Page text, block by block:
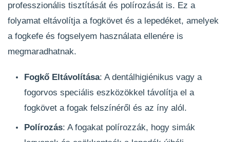
professzionális tisztítását és polírozását is. Ez a
folyamat eltávolítja a fogkövet és a lepedéket, amelyek
a fogkefe és fogselyem használata ellenére is
megmaradhatnak.
Fogkő Eltávolítása: A dentálhigiénikus vagy a
fogorvos speciális eszközökkel távolítja el a
fogkövet a fogak felszínéről és az íny alól.
Polírozás: A fogakat polírozzák, hogy simák